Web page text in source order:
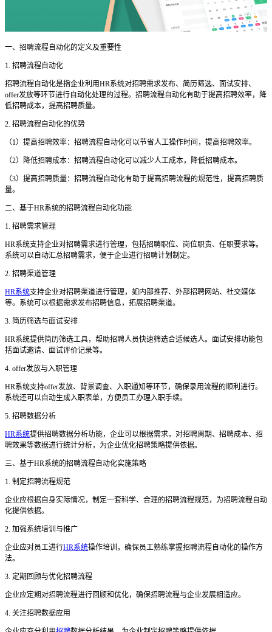
一、招聘流程自动化的定义及重要性
1. 招聘流程自动化
招聘流程自动化是指企业利用HR系统对招聘需求发布、简历筛选、面试安排、
offer发放等环节进行自动化处理的过程。招聘流程自动化有助于提高招聘效率，降
低招聘成本，提高招聘质量。
2. 招聘流程自动化的优势
（1）提高招聘效率：招聘流程自动化可以节省人工操作时间，提高招聘效率。
（2）降低招聘成本：招聘流程自动化可以减少人工成本，降低招聘成本。
（3）提高招聘质量：招聘流程自动化有助于提高招聘流程的规范性，提高招聘质
量。
二、基于HR系统的招聘流程自动化功能
1. 招聘需求管理
HR系统支持企业对招聘需求进行管理，包括招聘职位、岗位职责、任职要求等。
系统可以自动汇总招聘需求，便于企业进行招聘计划制定。
2. 招聘渠道管理
HR系统支持企业对招聘渠道进行管理，如内部推荐、外部招聘网站、社交媒体
等。系统可以根据需求发布招聘信息，拓展招聘渠道。
3. 简历筛选与面试安排
HR系统提供简历筛选工具，帮助招聘人员快速筛选合适候选人。面试安排功能包
括面试邀请、面试评价记录等。
4. offer发放与入职管理
HR系统支持offer发放、背景调查、入职通知等环节，确保录用流程的顺利进行。
系统还可以自动生成入职表单，方便员工办理入职手续。
5. 招聘数据分析
HR系统提供招聘数据分析功能，企业可以根据需求，对招聘周期、招聘成本、招
聘效果等数据进行统计分析，为企业优化招聘策略提供依据。
三、基于HR系统的招聘流程自动化实施策略
1. 制定招聘流程规范
企业应根据自身实际情况，制定一套科学、合理的招聘流程规范，为招聘流程自动
化提供依据。
2. 加强系统培训与推广
企业应对员工进行HR系统操作培训，确保员工熟练掌握招聘流程自动化的操作方
法。
3. 定期回顾与优化招聘流程
企业应定期对招聘流程进行回顾和优化，确保招聘流程与企业发展相适应。
4. 关注招聘数据应用